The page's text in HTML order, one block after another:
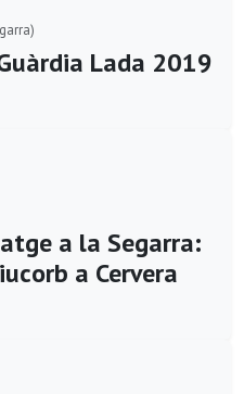
Lada 2019
a la Segarra:
a Cervera